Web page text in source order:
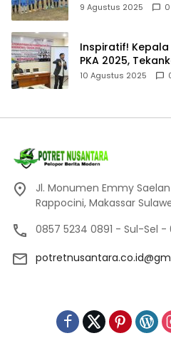
9 Agustus 2025 0
Inspiratif! Kepala
PKA 2025,
dan Akuntabel
10 Agustus 2025
Jl. Monumen Emmy
Rappocini, Makassar
0857 5234 0891 - Sul-Sel -